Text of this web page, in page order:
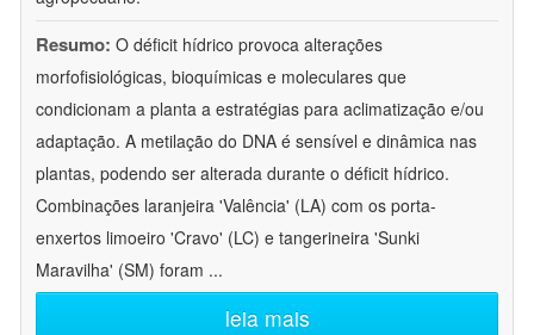
Resumo: O déficit hídrico provoca alterações
morfofisiológicas, bioquímicas e moleculares que
condicionam a planta a estratégias para aclimatização e/ou
adaptação. A metilação do DNA é sensível e dinâmica nas
plantas, podendo ser alterada durante o déficit hídrico.
Combinações laranjeira 'Valência' (LA) com os porta-
enxertos limoeiro 'Cravo' (LC) e tangerineira 'Sunki
Maravilha' (SM) foram ...
leia mais